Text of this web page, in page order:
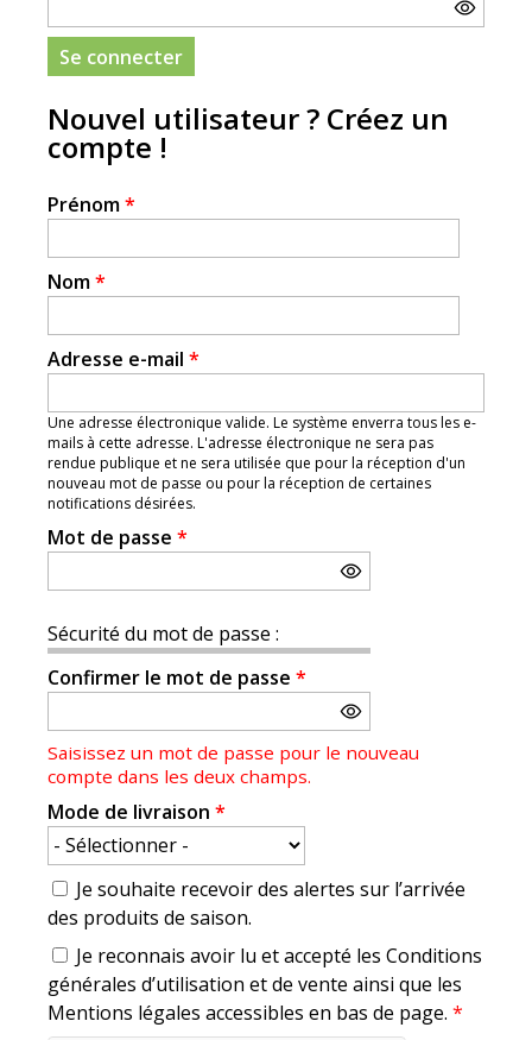
Nouvel utilisateur ? Créez un
compte !
Prénom*
Nom*
Adresse e-mail *
Une adresse électronique valide. Le système enverra tous les e-
mails à cette adresse. L'adresse électronique ne sera pas
rendue publique et ne sera utilisée que pour la réception d'un
nouveau mot de passe ou pour la réception de certaines
notifications désirées.
Mot de passe *
Sécurité du mot de passe :
Confirmer le mot de passe *
Saisissez un mot de passe pour le nouveau
compte dans les deux champs.
Mode de livraison *
Je souhaite recevoir des alertes sur l’arrivée
des produits de saison.
Je reconnais avoir lu et accepté les Conditions
générales d’utilisation et de vente ainsi que les
Mentions légales accessibles en bas de page. *